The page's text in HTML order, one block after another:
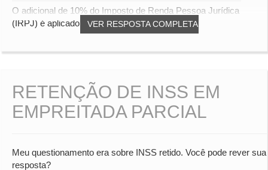
VER RESPOSTA COMPLETA
O adicional de 10% do Imposto de Renda Pessoa Jurídica
(IRPJ) é aplicado sobre a parcela do lucro qu...
RETENÇÃO DE INSS EM
EMPREITADA PARCIAL
Meu questionamento era sobre INSS retido. Você pode rever sua
resposta?